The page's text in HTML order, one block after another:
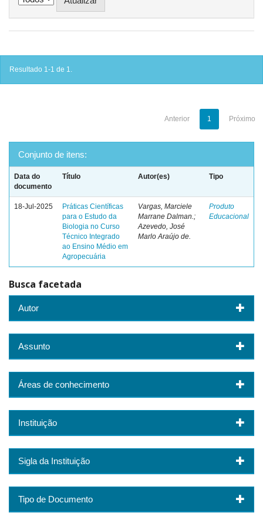
Resultado 1-1 de 1.
Anterior 1 Próximo
Conjunto de itens:
Data do
documento
Título Autor(es) Tipo
18-Jul-2025
Práticas Científicas
para o Estudo da
Biologia no Curso
Técnico Integrado
ao Ensino Médio em
Agropecuária
Vargas, Marciele
Marrane Dalman.;
Azevedo, José
Marlo Araújo de.
Produto
Educacional
Busca facetada
Autor
Assunto
Áreas de conhecimento
Instituição
Sigla da Instituição
Tipo de Documento